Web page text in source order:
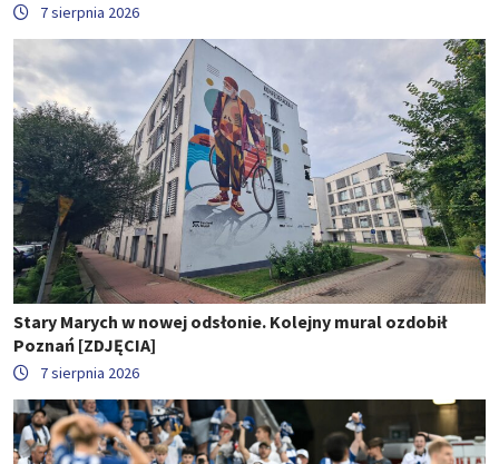
7 sierpnia 2026
Stary Marych w nowej odsłonie. Kolejny mural ozdobił
Poznań [ZDJĘCIA]
7 sierpnia 2026